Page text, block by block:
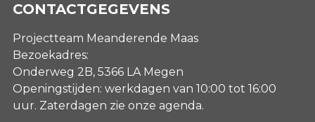
CONTACTGEGEVENS
Projectteam Meanderende Maas
Bezoekadres:
Onderweg 2B, 5366 LA Megen
Openingstijden: werkdagen van 10:00 tot 16:00
uur. Zaterdagen zie onze agenda.